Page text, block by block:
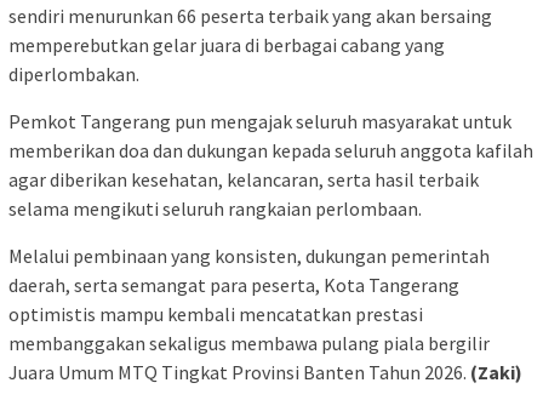
sendiri menurunkan 66 peserta terbaik yang akan bersaing
memperebutkan gelar juara di berbagai cabang yang
diperlombakan.
Pemkot Tangerang pun mengajak seluruh masyarakat untuk
memberikan doa dan dukungan kepada seluruh anggota kafilah
agar diberikan kesehatan, kelancaran, serta hasil terbaik
selama mengikuti seluruh rangkaian perlombaan.
Melalui pembinaan yang konsisten, dukungan pemerintah
daerah, serta semangat para peserta, Kota Tangerang
optimistis mampu kembali mencatatkan prestasi
membanggakan sekaligus membawa pulang piala bergilir
Juara Umum MTQ Tingkat Provinsi Banten Tahun 2026. (Zaki)